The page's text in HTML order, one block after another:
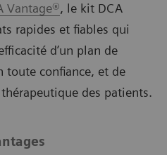
Vantage®, le kit DCA
rapides et fiables qui
d’un plan de
toute confiance, et de
thérapeutique des patients.